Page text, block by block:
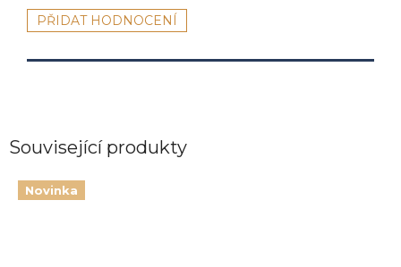
Související produkty
Novinka
PŘIDAT HODNOCENÍ